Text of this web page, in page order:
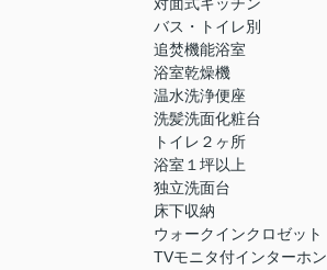
バス・トイレ別
追焚機能浴室
浴室乾燥機
温水洗浄便座
洗髪洗面化粧台
トイレ２ヶ所
浴室１坪以上
独立洗面台
床下収納
ウォークインクロゼット
TVモニタ付インターホン